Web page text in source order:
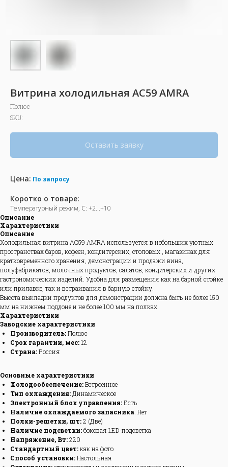
Витрина холодильная AC59 AMRA
Полюс
SKU:
Оставить заявку
Цена: По запросу
Коротко о товаре:
Температурный режим, С: +2...+10
Описание
Характеристики
Описание
Холодильная витрина​ AC59 AMRA используется в небольших уютных
пространствах баров, кофеен, кондитерских, столовых , магазинах для
кратковременного хранения, демонстрации и продажи вина,
полуфабрикатов, молочных продуктов, салатов, кондитерских и других
гастрономических изделий. Удобна для размещения как на барной стойке
или прилавке, так и встраивания в барную стойку.
Высота выкладки продуктов для демонстрации должна быть не более 150
мм на нижнем поддоне и не более 100 мм на полках.
Характеристики
Заводские характеристики
Производитель:Полюс
Срок гарантии, мес:12
Страна:Россия
Основные характеристики
Холодообеспечение:Встроенное
Тип охлаждения: Динамическое
Электронный блок управления:Есть
Наличие охлаждаемого запасника: Нет
Полки-решетки, шт:2 (Две)
Наличие подсветки:боковая LED-подсветка
Напряжение, Вт:220
Стандартный цвет:как на фото
Способ установки:Настольная